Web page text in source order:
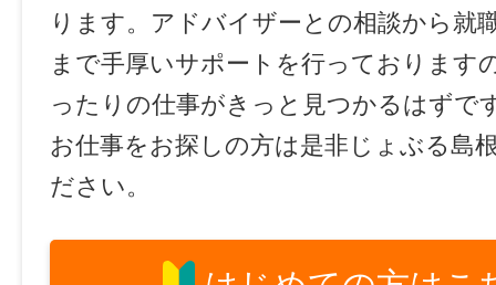
ります。アドバイザーとの相談から就
まで手厚いサポートを行っております
ったりの仕事がきっと見つかるはずで
お仕事をお探しの方は是非じょぶる島
ださい。